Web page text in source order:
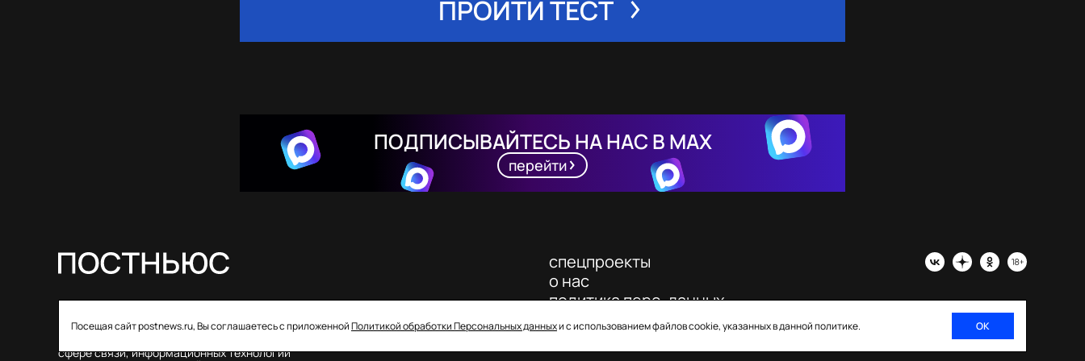
ПРОЙТИ ТЕСТ
ПОДПИСЫВАЙТЕСЬ НА НАС В MAX
перейти
Посещая сайт postnews.ru, Вы соглашаетесь с приложеннойПолитикой обработки Персональных данныхи с использованием файлов cookie, указанных в данной политике. ОК
о регистрации СМИ: ЭЛ № ФС 77–85757 от 22 августа
сфере связи, информационных технологий
спецпроекты
о нас
политика перс. данных